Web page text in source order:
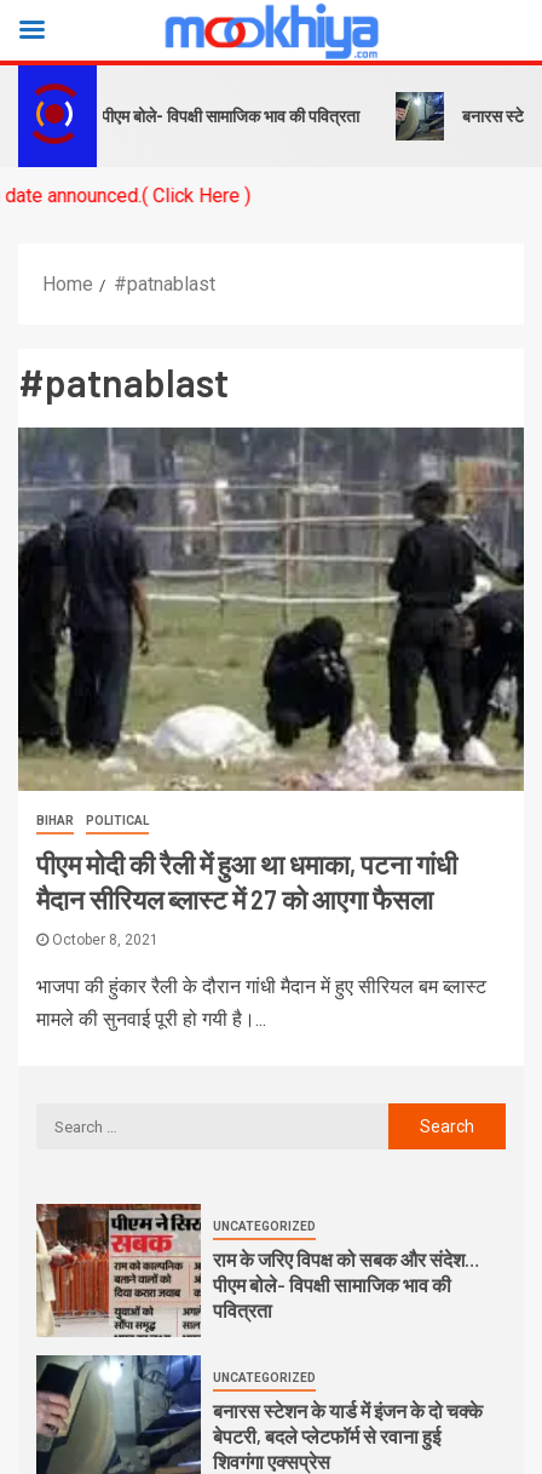
संदेश… पीएम बोले- विपक्षी सामाजिक भाव की पवित्रता बनारस स्टेशन के
Click Here )
Home #patnablast
#patnablast
BIHAR POLITICAL
पीएम मोदी की रैली में हुआ था धमाका, पटना गांधी
मैदान सीरियल ब्लास्ट में 27 को आएगा फैसला
October 8, 2021
भाजपा की हुंकार रैली के दौरान गांधी मैदान में हुए सीरियल बम ब्लास्ट
मामले की सुनवाई पूरी हो गयी है।...
UNCATEGORIZED
राम के जरिए विपक्ष को सबक और संदेश…
पीएम बोले- विपक्षी सामाजिक भाव की
पवित्रता
UNCATEGORIZED
बनारस स्टेशन के यार्ड में इंजन के दो चक्के
बेपटरी, बदले प्लेटफॉर्म से रवाना हुई
शिवगंगा एक्सप्रेस